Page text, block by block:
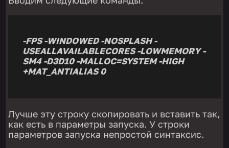
-FPS -WINDOWED -NOSPLASH -
USEALLAVAILABLECORES -LOWMEMORY -
SM4 -D3D10 -MALLOC=SYSTEM -HIGH
+MAT_ANTIALIAS 0
Лучше эту строку скопировать и вставить так,
как есть в параметры запуска. У строки
параметров запуска непростой синтаксис.